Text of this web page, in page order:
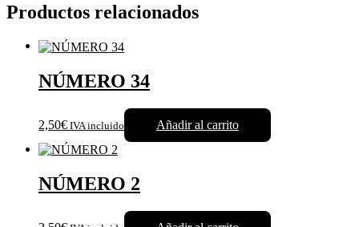
Productos relacionados
NÚMERO 34
2,50€ IVA incluido Añadir al carrito
NÚMERO 2